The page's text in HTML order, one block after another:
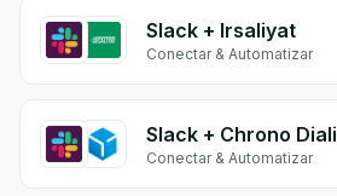
Slack + Irsaliyat
Conectar & Automatizar
Slack + Chrono Diali
Conectar & Automatizar